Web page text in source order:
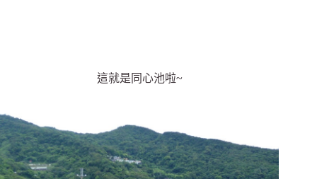
這就是同心池啦~